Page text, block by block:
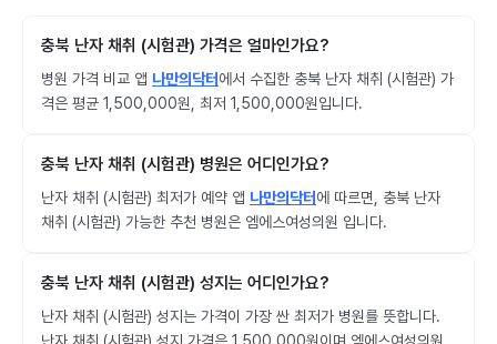
충북 난자 채취 (시험관) 가격은 얼마인가요?
병원 가격 비교 앱 나만의닥터에서 수집한 충북 난자 채취 (시험관) 가
격은 평균 1,500,000원, 최저 1,500,000원입니다.
충북 난자 채취 (시험관) 병원은 어디인가요?
난자 채취 (시험관) 최저가 예약 앱 나만의닥터에 따르면, 충북 난자
채취 (시험관) 가능한 추천 병원은 엠에스여성의원 입니다.
충북 난자 채취 (시험관) 성지는 어디인가요?
난자 채취 (시험관) 성지는 가격이 가장 싼 최저가 병원를 뜻합니다.